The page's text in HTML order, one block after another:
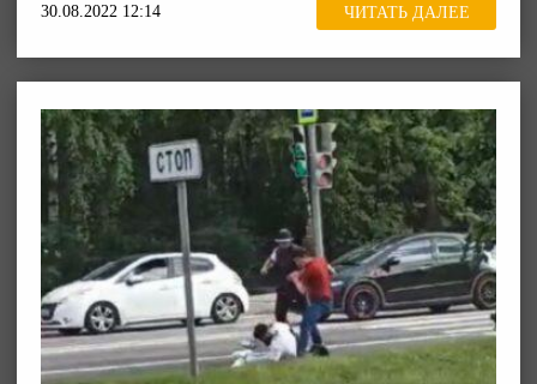
30.08.2022 12:14 ЧИТАТЬ ДАЛЕЕ